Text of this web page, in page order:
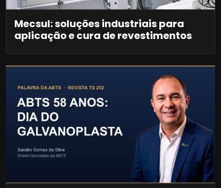
Mecsul: soluções industriais para
aplicação e cura de revestimentos